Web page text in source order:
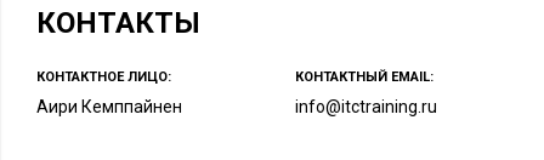
КОНТАКТЫ
КОНТАКТНОЕ ЛИЦО:
Аири Кемппайнен
КОНТАКТНЫЙ EMAIL:
info@itctraining.ru